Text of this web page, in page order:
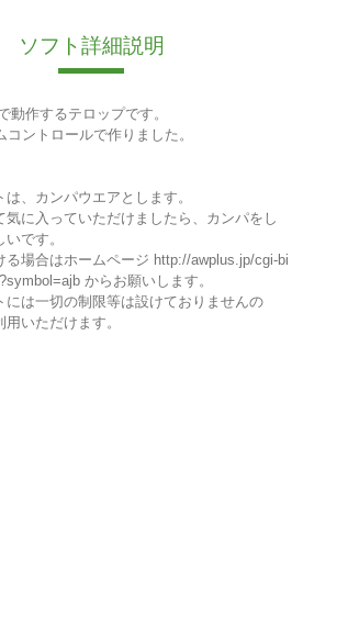
ソフト詳細説明
動作するテロップです。
ントロールで作りました。
、カンパウエアとします。
気に入っていただけましたら、カンパをし
です。
る場合はホームページ http://awplus.jp/cgi-bi
からお願いします。
には一切の制限等は設けておりませんの
いただけます。